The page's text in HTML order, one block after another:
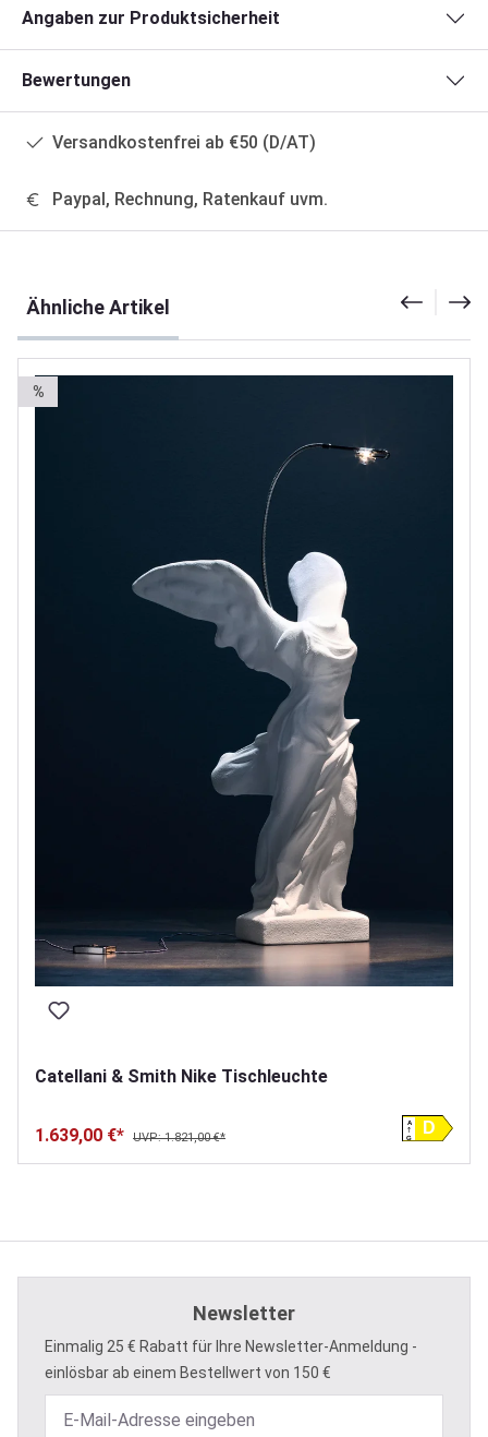
Angaben zur Produktsicherheit
Bewertungen
Versandkostenfrei ab €50 (D/AT)
Paypal, Rechnung, Ratenkauf uvm.
Ähnliche Artikel
%
Catellani & Smith Nike Tischleuchte
1.639,00 €* UVP: 1.821,00 €*
D
A
G
Newsletter
Einmalig 25 € Rabatt für Ihre Newsletter-Anmeldung -
einlösbar ab einem Bestellwert von 150 €